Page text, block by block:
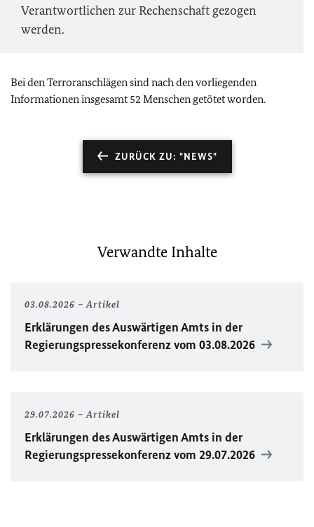
Verantwortlichen zur Rechenschaft gezogen
werden.
Bei den Terroranschlägen sind nach den vorliegenden
Informationen insgesamt 52 Menschen getötet worden.
ZURÜCK ZU: "NEWS"
Verwandte Inhalte
03.08.2026 Artikel
Erklärungen des Auswärtigen Amts in der
Regierungspressekonferenz vom 03.08.2026
29.07.2026 Artikel
Erklärungen des Auswärtigen Amts in der
Regierungspressekonferenz vom 29.07.2026